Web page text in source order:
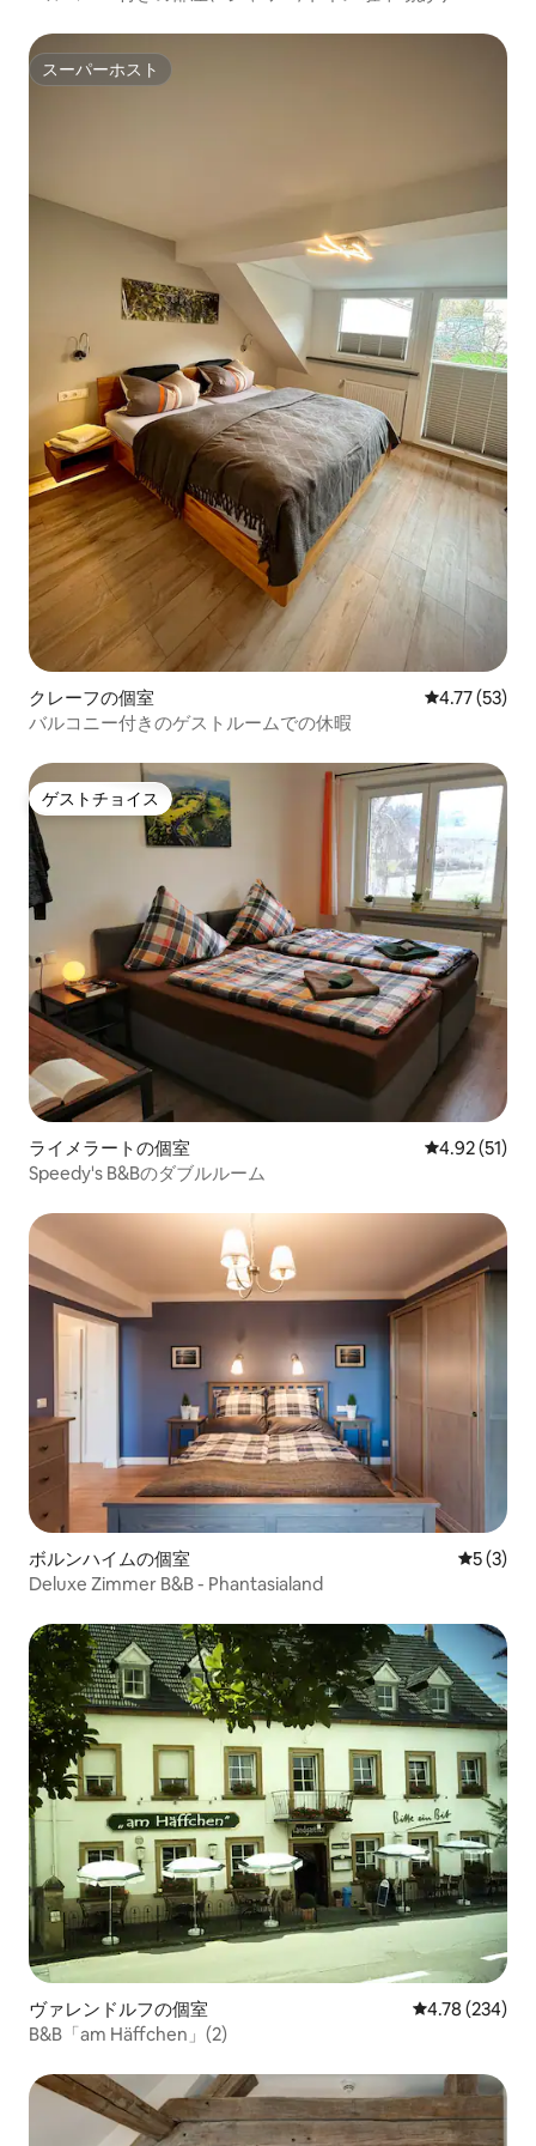
スーパーホスト
スーパーホスト
クレーフの個室 レビュー53
4.77 (53)
バルコニー付きのゲストルームでの休暇
ゲストチョイス
ゲストチョイス
ライメラートの個室 レビュー51
4.92 (51)
Speedy's B&Bのダブルルーム
ボルンハイムの個室 レビュー
5 (3)
Deluxe Zimmer B&B - Phantasialand
ヴァレンドルフの個室 レビュー234
4.78 (234)
B&B「am Häffchen」(2)